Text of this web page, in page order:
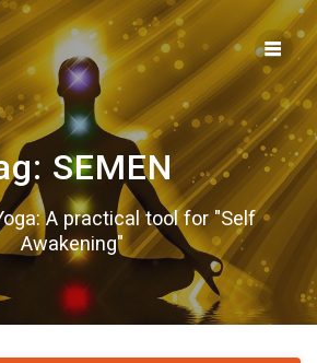
Skip
to
content
SEMEN
A practical tool for "Self
Awakening"